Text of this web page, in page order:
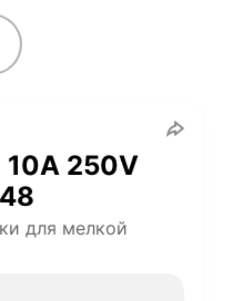
10A 250V
для мелкой